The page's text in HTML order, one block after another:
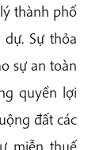
thành phố
Sự thỏa
sự an toàn
quyền lợi
đất các
miễn thuế